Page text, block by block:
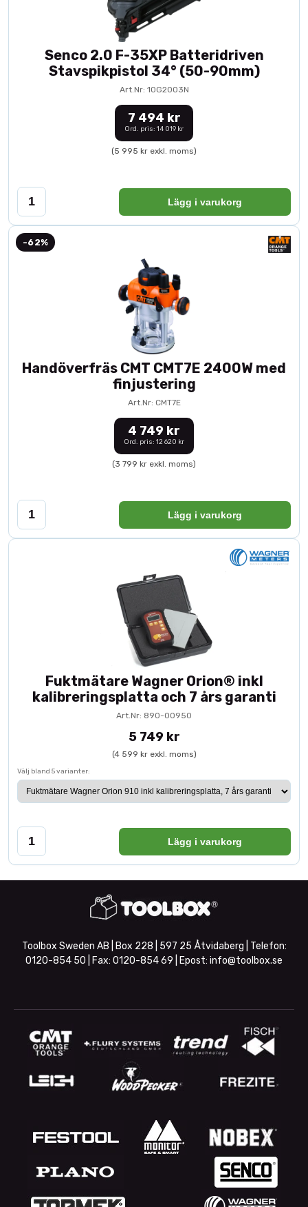
Senco 2.0 F-35XP Batteridriven
Stavspikpistol 34° (50-90mm)
Art.Nr: 10G2003N
7 494 kr
Ord. pris: 14 019 kr
(5 995 kr exkl. moms)
Lägg i varukorg
-62%
Handöverfräs CMT CMT7E 2400W med
finjustering
Art.Nr: CMT7E
4 749 kr
Ord. pris: 12 620 kr
(3 799 kr exkl. moms)
Lägg i varukorg
Fuktmätare Wagner Orion® inkl
kalibreringsplatta och 7 års garanti
Art.Nr: 890-00950
5 749 kr
(4 599 kr exkl. moms)
Välj bland 5 varianter:
Lägg i varukorg
Toolbox Sweden AB | Box 228 | 597 25 Åtvidaberg | Telefon:
0120-854 50 | Fax: 0120-854 69 | Epost: info@toolbox.se